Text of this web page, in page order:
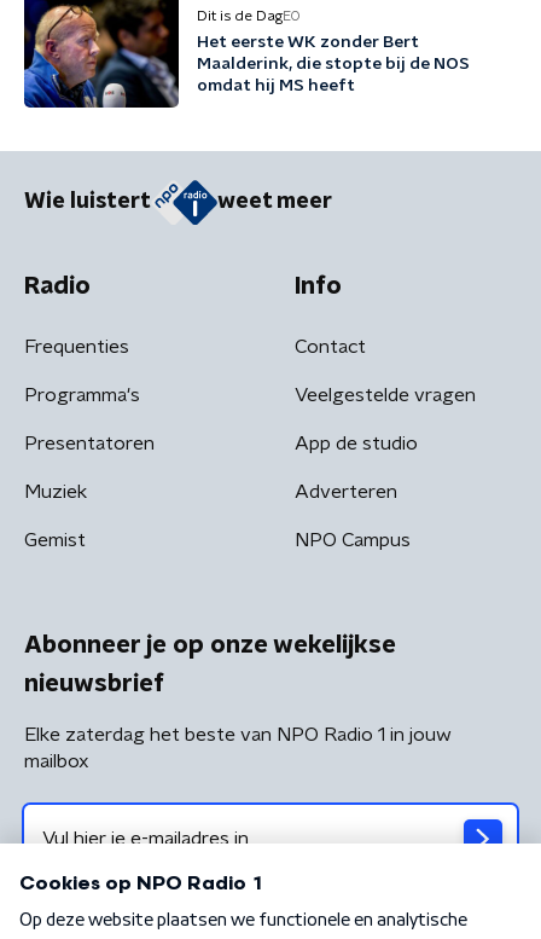
Dit is de DagEO
Het eerste WK zonder Bert
Maalderink, die stopte bij de NOS
omdat hij MS heeft
Wie luistert weet meer
Radio
Frequenties
Programma's
Presentatoren
Muziek
Gemist
Info
Contact
Veelgestelde vragen
App de studio
Adverteren
NPO Campus
Abonneer je op onze wekelijkse
nieuwsbrief
Elke zaterdag het beste van NPO Radio 1 in jouw
mailbox